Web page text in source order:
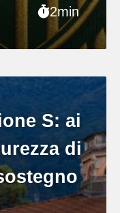
2min
S: ai
di